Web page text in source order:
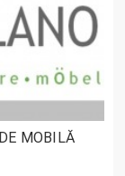
MOBILĂ